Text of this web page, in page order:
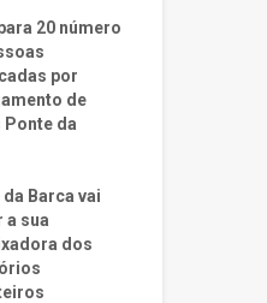
20 número
por
de
da
da Barca vai
a sua
dos